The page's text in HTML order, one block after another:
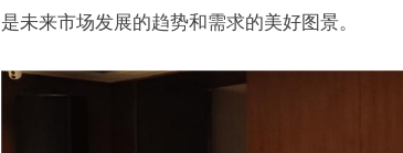
是未来市场发展的趋势和需求的美好图景。